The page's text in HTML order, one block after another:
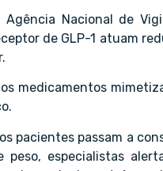
Nacional de
de GLP-1 atuam
medicamentos
pacientes passam a
peso, especialistas